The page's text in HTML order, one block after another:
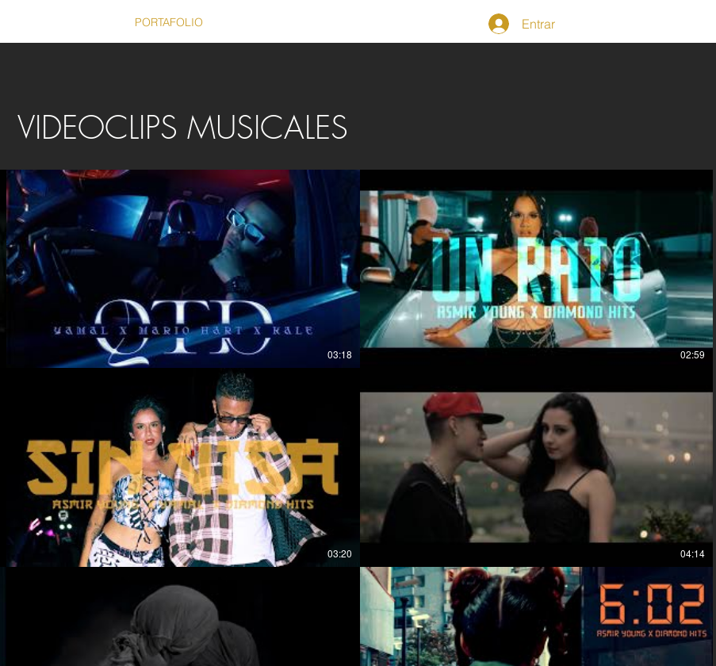
PORTAFOLIO Entrar
VIDEOCLIPS MUSICALES
03:18 02:59
03:20 04:14